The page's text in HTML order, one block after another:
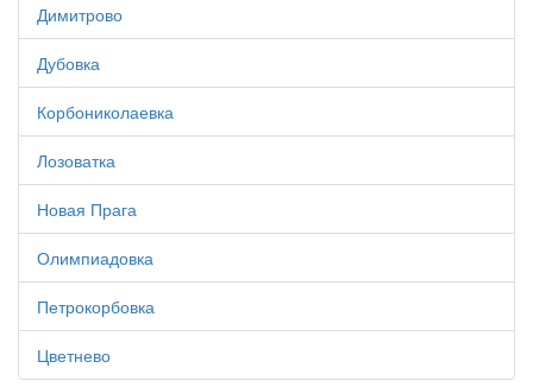
Димитрово
Дубовка
Корбониколаевка
Лозоватка
Новая Прага
Олимпиадовка
Петрокорбовка
Цветнево